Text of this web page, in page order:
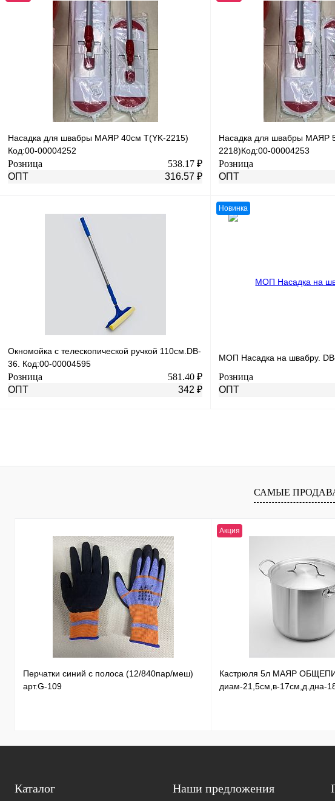
Купить в 1 клик К сравнению
В избранное
наличии
Купить в 1 клик К
В избранное
Насадка для швабры МАЯР 40см Т(YK-2215)
Код:00-00004252
Розница
538.17 ₽
ОПТ
316.57 ₽
Насадка для швабры МАЯР
2218)Код:00-00004253
Розница
ОПТ
Окномойка с телескопической ручкой 110см.DB-
36. Код:00-00004595
Розница
581.40 ₽
ОПТ
342 ₽
Купить в 1 клик К сравнению
Новинка
МОП Насадка на швабру.
Розница
ОПТ
Купить в 1 клик
САМЫЕ
Перчатки синий с полоса (12/840пар/меш)
арт.G-109
Акция
Кастрюля 5л МАЯР
диам-21,5см,в-17см,д.дна-
Каталог Наши предложения